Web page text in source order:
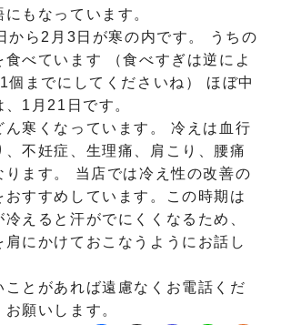
もなっています。
から2月3日が寒の内です。 うちの
食べています （食べすぎは逆によ
個までにしてくださいね） ほぼ中
1月21日です。
ん寒くなっています。 冷えは血行
、不妊症、生理痛、肩こり、腰痛
ります。 当店では冷え性の改善の
おすすめしています。この時期は
えると汗がでにくくなるため、
にかけておこなうようにお話し
ことがあれば遠慮なくお電話くだ
願いします。